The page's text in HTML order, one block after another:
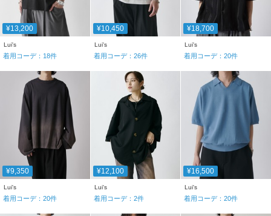
¥13,200
Lui's
着用コーデ： 18件
¥10,450
Lui's
着用コーデ： 26件
¥18,700
Lui's
着用コーデ：20件
¥9,350
Lui's
着用コーデ： 20件
¥12,100
Lui's
着用コーデ： 2件
¥16,500
Lui's
着用コーデ：20件